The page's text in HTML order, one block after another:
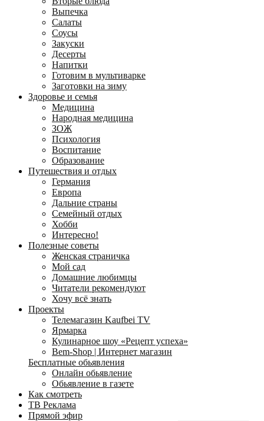
Выпечка
Салаты
Соусы
Закуски
Десерты
Напитки
Готовим в мультиварке
Заготовки на зиму
Здоровье и семья
Медицина
Народная медицина
ЗОЖ
Психология
Воспитание
Образование
Путешествия и отдых
Германия
Европа
Дальние страны
Семейный отдых
Хобби
Интересно!
Полезные советы
Женская страничка
Мой сад
Домашние любимцы
Читатели рекомендуют
Хочу всё знать
Проекты
Телемагазин Kaufbei TV
Ярмарка
Кулинарное шоу «Рецепт успеха»
Bem-Shop | Интернет магазин
Бесплатные обьявления
Онлайн обьявление
Обьявление в газете
Как смотреть
ТВ Реклама
Прямой эфир